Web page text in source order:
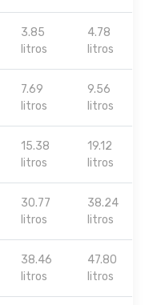
3.85
litros
4.78
litros
7.69
litros
9.56
litros
15.38
litros
19.12
litros
30.77
litros
38.24
litros
38.46
litros
47.80
litros